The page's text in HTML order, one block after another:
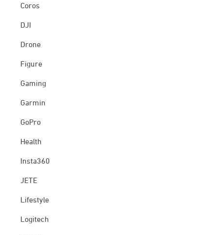
Coros
DJI
Drone
Figure
Gaming
Garmin
GoPro
Health
Insta360
JETE
Lifestyle
Logitech